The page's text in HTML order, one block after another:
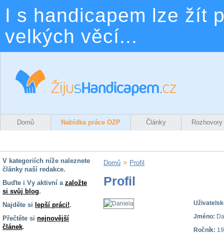
I s handicapem lze žít
velkých věcí...
Domů Nabídka práce OZP Články Rozhovory
V kategoriích níže naleznete
články naší redakce.
Buďte i Vy aktivní a založte
si svůj blog.
Najděte si lepší práci!.
Přečtěte si nejnovější
článek.
Domů > Profil
Profil
Jméno:
Ročník: